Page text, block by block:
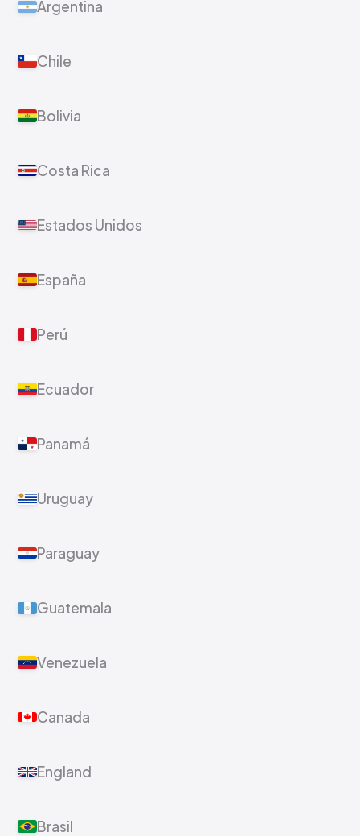
Argentina
Chile
Bolivia
Costa Rica
Estados Unidos
España
Perú
Ecuador
Panamá
Uruguay
Paraguay
Guatemala
Venezuela
Canada
England
Brasil